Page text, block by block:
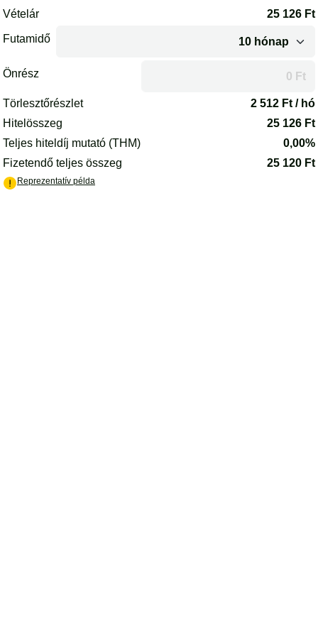
Az oldal betöltődött.
Vételár 25 126 Ft
Futamidő
Önrész
A futamidő vagy az önrész módosítása után az oldal
Törlesztőrészlet 2 512 Ft / hó
Hitelösszeg
25 126 Ft
Teljes hiteldíj mutató (THM)
0,00%
Fizetendő teljes összeg
25 120 Ft
Reprezentatív példa